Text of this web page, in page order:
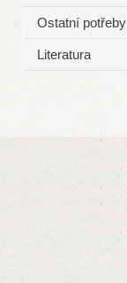
Ostatní potřeby
Literatura